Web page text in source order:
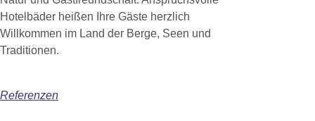
Hotelbäder heißen Ihre Gäste herzlich
Willkommen im Land der Berge, Seen und
Traditionen.
Referenzen